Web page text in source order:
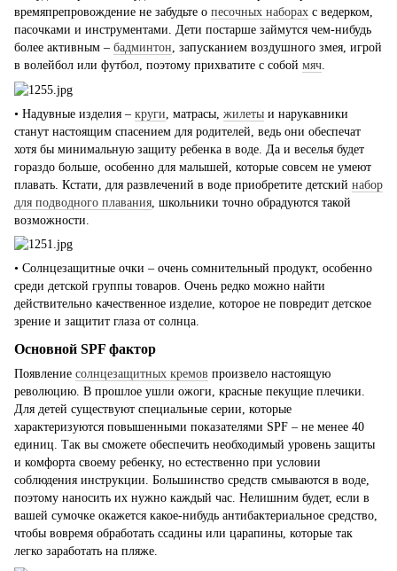
времяпрепровождение не забудьте о песочных наборах с ведерком,
пасочками и инструментами. Дети постарше займутся чем-нибудь
более активным – бадминтон , запусканием воздушного змея, игрой
в волейбол или футбол, поэтому прихватите с собой мяч
• Надувные изделия – круги , матрасы, жилеты и нарукавники
станут настоящим спасением для родителей, ведь они обеспечат
хотя бы минимальную защиту ребенка в воде. Да и веселья будет
гораздо больше, особенно для малышей, которые совсем не умеют
плавать. Кстати, для развлечений в воде приобретите детский набор
для подводного плавания , школьники точно обрадуются такой
возможности.
• Солнцезащитные очки – очень сомнительный продукт, особенно
среди детской группы товаров. Очень редко можно найти
действительно качественное изделие, которое не повредит детское
зрение и защитит глаза от солнца.
Основной SPF фактор
Появление солнцезащитных кремов произвело настоящую
революцию. В прошлое ушли ожоги, красные пекущие плечики.
Для детей существуют специальные серии, которые
характеризуются повышенными показателями SPF – не менее 40
единиц. Так вы сможете обеспечить необходимый уровень защиты
и комфорта своему ребенку, но естественно при условии
соблюдения инструкции. Большинство средств смываются в воде,
поэтому наносить их нужно каждый час. Нелишним будет, если в
вашей сумочке окажется какое-нибудь антибактериальное средство,
чтобы вовремя обработать ссадины или царапины, которые так
легко заработать на пляже.